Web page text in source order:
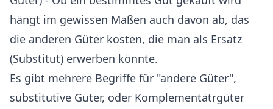
hängt im gewissen Maßen auch davon ab, das
die anderen Güter kosten, die man als Ersatz
(Substitut) erwerben könnte.
Es gibt mehrere Begriffe für "andere Güter",
substitutive Güter, oder Komplementätrgüter